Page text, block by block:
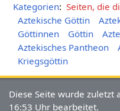
Kategorien: Seiten, die
Aztekische Göttin
Göttinnen
Göttin
Aztekisches Pantheon
Kriegsgöttin
Diese Seite wurde zuletzt
16:53 Uhr bearbeitet.